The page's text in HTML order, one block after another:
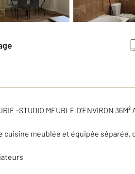
-STUDIO MEUBLE D'ENVIRON
meublée et équipée séparée,